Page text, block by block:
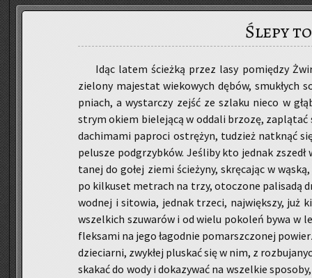
Ślepy
Idąc latem ścież­ką przez lasy po­mię­dzy
zie­lo­ny ma­je­stat wie­ko­wych dębów, smu­kłych
pniach, a wy­star­czy zejść ze szla­ku nieco w
strym okiem bie­le­ją­cą w od­da­li brzo­zę,
da­chi­ma­mi pa­pro­ci ostrę­żyn, tu­dzież na­tknąć
pe­lu­sze pod­grzyb­ków. Je­śli­by kto jed­nak
ta­nej do gołej ziemi ście­ży­ny, skrę­ca­jąc w
po kil­ku­set me­trach na trzy, oto­czo­ne pa­li­sa­dą
wod­nej i si­to­wia, jed­nak trze­ci, naj­więk­szy, już
wszel­kich szu­wa­rów i od wielu po­ko­leń bywa w
flek­sa­mi na jego ła­god­nie po­marsz­czo­nej
dzie­ciar­ni, zwy­kłej plu­skać się w nim, z
ska­kać do wody i do­ka­zy­wać na wszel­kie